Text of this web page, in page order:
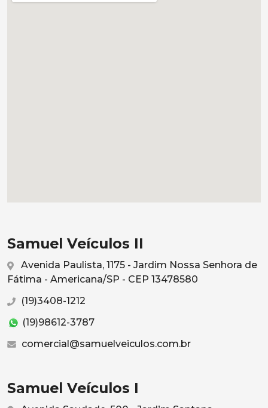
Samuel Veículos II
Avenida Paulista, 1175 - Jardim Nossa Senhora de
Fátima - Americana/SP - CEP 13478580
(19)3408-1212
(19)98612-3787
comercial@samuelveiculos.com.br
Samuel Veículos I